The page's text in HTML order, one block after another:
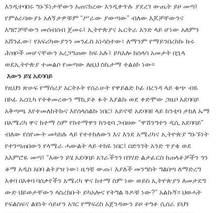
እንዲተባበሩ ግኑኙነታቸውን አጠናክረው እንዲቀጥሉ ያደረገ ውጤት ይዞ መጣ፤
የምዕራባውያኑ አለኝታዎቹም “ሥራው ያውጣው” ብለው እጆቻቸውንና
እግሮቻቸውን መሰብሰብ ጀመሩ፤ ኢትዮጵያና ኤርትራ አንድ ላይ ሆነው አለምን
አሸንፈው፣ የአፍሪካውያንን መንፈስ አነሳስተው፣ ለማንም የማይንበረከኩ ኩሩ
ሕዝቦች መሆናቸውን አረጋግጠው ከፍ አሉ፤ ይካአሎ ከሰላሳ አመታት በኋላ
ወደኢትዮጵያ ተመልሶ የመጣው ለዚህ ስኬታማ ተልዕኮ ነው፡፡
እውን ይሄ አደባባይ
የዚህን ጽሁፍ የማሰሪያ አርትኦት የሰራሁት የዋይልድ ኮፊ በረንዳ ላይ ቁጭ ብዬ
በኮፊ አረቢካ የተቀመረውን ማኪያቶ ፉት እያልኩ ወደ ቀድሞው ጋዜቦ አደባባይ
አቅጣጫ እየተመለከትኩና እየሰላሰልኩ ነበር፤ አይኖቼ አደባባዩ ላይ ከንቲባ ታከለ ኡማ
በአሜሪካ ዋና ከተማ ስም የከተማዋን ከንቲባ ጋብዘው “ዋሽንግተን ዲሲ አደባባይ”
ብለው የሰየሙት መካከሉ ላይ የተተከለውን እና እንደ አሜሪካና ኢትዮጵያ ግኑኙነት
የተገጣጠበውን የላሜራ ሓውልት ላይ ተክዬ ነበር፤ በድንገት አንድ ጥያቄ ወደ
አእምሮዬ መጣ፤ “እውን ይሄ አደባባይ አገራችንን በገሃድ ልታፈርስ ከጠላቶቻችን ጎን
ቆማ አዲስ አበባ ልትያዝ ነው፣ ዜጎቼ ውጡ፣ እያለች መንግስት ግልበጣ ለማድረግ
እቀባ በእቀባ ባሰቃየችን አሜሪካ ዋና ከተማ ስም ነው ወይስ ኢትዮጵያን ለመታደግ
ውድ ህይወታቸውን ላስረከቡት ይካአሎና የትግል ጓዶቹ ነው?” አልኩኝ፡፡ ህወሓት
የፍልስፍና ልዩነት ሳይሆን አገር የማፍረስ አጀንዳውን ይዞ ተግቶ ሲሰራ ይህን